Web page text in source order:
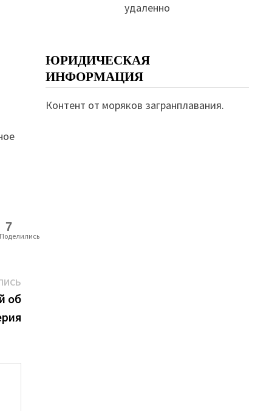
7
Следующая
запись:
об
удаленно
ЮРИДИЧЕСКАЯ
ИНФОРМАЦИЯ
Контент от моряков загранплавания.